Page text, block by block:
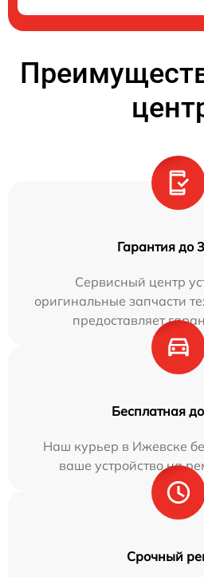
Гарантия до
Сервисный центр
оригинальные запчасти
предоставляет
Бесплатная
Наш курьер в Ижевске
ваше устройство на
Срочный